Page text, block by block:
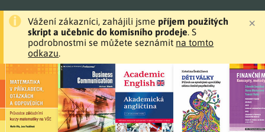
Vážení zákazníci, zahájili jsme příjem použitých
skript a učebnic do komisního prodeje. S
podrobnostmi se můžete seznámit na tomto
odkazu.
×